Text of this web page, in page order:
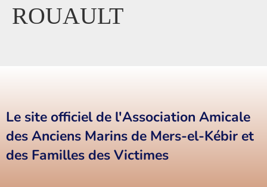
ROUAULT
Le site officiel de l'Association Amicale
des Anciens Marins de Mers-el-Kébir et
des Familles des Victimes